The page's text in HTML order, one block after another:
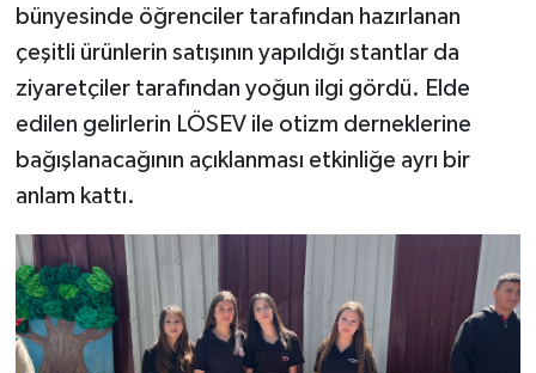
bünyesinde öğrenciler tarafından hazırlanan
çeşitli ürünlerin satışının yapıldığı stantlar da
ziyaretçiler tarafından yoğun ilgi gördü. Elde
edilen gelirlerin LÖSEV ile otizm derneklerine
bağışlanacağının açıklanması etkinliğe ayrı bir
anlam kattı.